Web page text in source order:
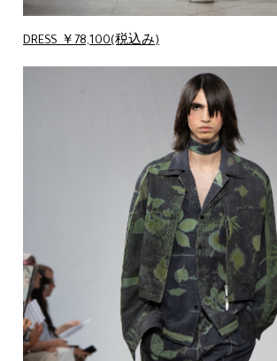
DRESS ￥78,100(税込み)